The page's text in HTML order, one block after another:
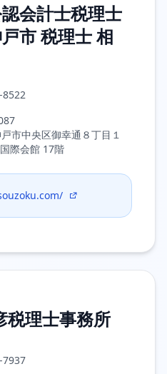
会計士税理士
市 税理士 相
市中央区御幸通８丁目１
際会館 17階
税理士事務所
7937